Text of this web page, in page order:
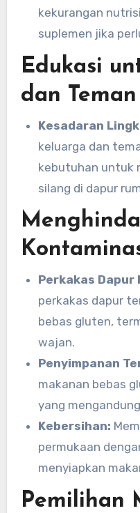
kekurangan
suplemen jika
Edukasi
dan Teman
Kesadaran
keluarga dan
kebutuhan untuk
silang di dapur
Perkakas Dapur
perkakas dapur
bebas gluten,
wajan.
Penyimpanan
makanan bebas
yang
Kebersihan:
permukaan
menyiapkan
Pemilihan